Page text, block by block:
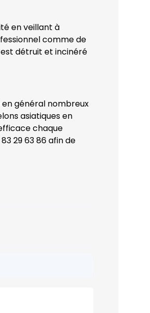
en veillant à
comme de
détruit et incinéré
général nombreux
asiatiques en
chaque
29 63 86 afin de